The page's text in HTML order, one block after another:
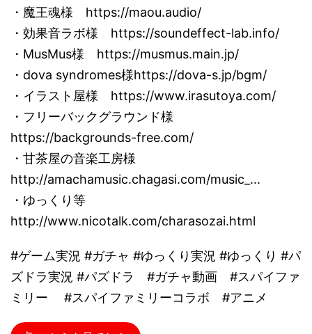
・魔王魂様 https://maou.audio/
・効果音ラボ様 https://soundeffect-lab.info/
・MusMus様 https://musmus.main.jp/
・dova syndromes様https://dova-s.jp/bgm/
・イラスト屋様 https://www.irasutoya.com/
・フリーバックグラウンド様
https://backgrounds-free.com/
・甘茶屋の音楽工房様
http://amachamusic.chagasi.com/music_...
・ゆっくり等
http://www.nicotalk.com/charasozai.html
#ゲーム実況 #ガチャ #ゆっくり実況 #ゆっくり #パ
ズドラ実況 #パズドラ #ガチャ動画 #スパイファ
ミリー #スパイファミリーコラボ #アニメ